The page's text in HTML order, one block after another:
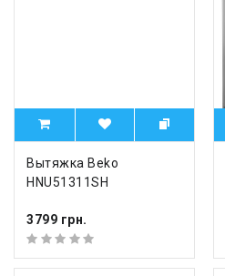
Вытяжка Beko
HNU51311SH
3799 грн.